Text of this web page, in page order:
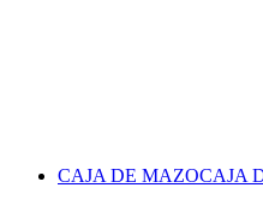
CAJA DE MAZOCAJA